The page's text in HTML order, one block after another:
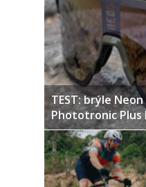
TEST: brýle
Phototronic Plus